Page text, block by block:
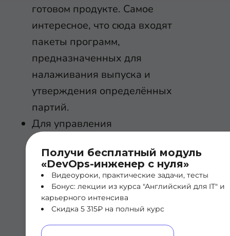
Получи бесплатный модуль
«DevOps-инженер с нуля»
Видеоуроки, практические задачи, тесты
Бонус: лекции из курса "Английский для IT" и
карьерного интенсива
Скидка 5 315₽ на полный курс
готовом продукте. Самое
интересное, что сюда входят
пакеты программ,
предназначенных для
налаживания выпуска и
утверждения определённых
партий.
Для управления
конфигурациями нужно
налаживатьинфраструктуру.
Одноимённой пакет программ
нужен для того, чтобы положить
определенную коммуникацию
между элементами производства.